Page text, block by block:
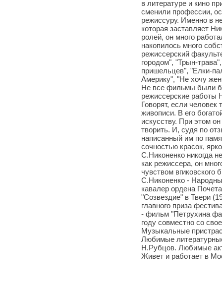
в литературе и кино
сменили профессии,
режиссуру. Именно в
которая заставляет
ролей, он много
накопилось много
режиссерский
городом", "Трын-
пришельцев", "Елки-
Америку", "Не хочу
Не все фильмы были
режиссерские работы
Говорят, если
живописи. В его
искусству. При этом
творить. И, судя по
написанный им по
сочностью красок,
С.Никоненко никогда
как режиссера, он
чувством
С.Никоненко -
кавалер ордена
"Созвездие" в Твери
главного приза
- фильм "Петрухина
году совместно со
Музыкальные
Любимые
Н.Рубцов. Любимые
Живет и работает в